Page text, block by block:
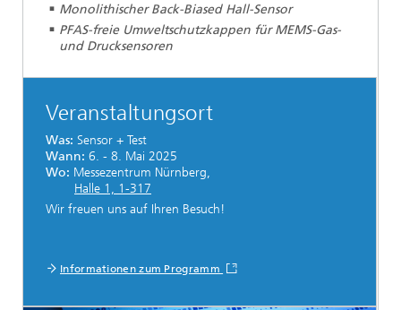
Monolithischer Back-Biased Hall-Sensor
PFAS-freie Umweltschutzkappen für MEMS-Gas-
und Drucksensoren
Veranstaltungsort
Was: Sensor + Test
Wann: 6. - 8. Mai 2025
Wo: Messezentrum Nürnberg,
Halle 1, 1-317
Wir freuen uns auf Ihren Besuch!
Informationen zum Programm